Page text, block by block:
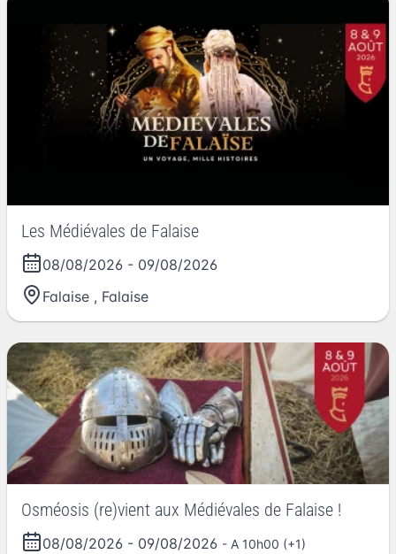
Les Médiévales de Falaise
08/08/2026 - 09/08/2026
Falaise , Falaise
Osméosis (re)vient aux Médiévales de Falaise !
08/08/2026 - 09/08/2026 - A 10h00 (+1)